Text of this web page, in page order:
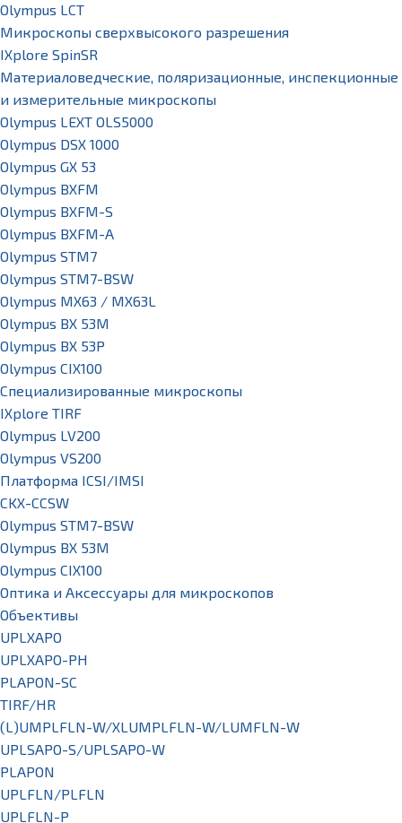
Olympus LCT
Микроскопы сверхвысокого разрешения
IXplore SpinSR
Материаловедческие, поляризационные, инспекционные
и измерительные микроскопы
Olympus LEXT OLS5000
Olympus DSX 1000
Olympus GX 53
Olympus BXFM
Olympus BXFM-S
Olympus BXFM-A
Olympus STM7
Olympus STM7-BSW
Olympus MX63 / MX63L
Olympus BX 53M
Olympus BX 53P
Olympus CIX100
Специализированные микроскопы
IXplore TIRF
Olympus LV200
Olympus VS200
Платформа ICSI/IMSI
CKX-CCSW
Olympus STM7-BSW
Olympus BX 53M
Olympus CIX100
Оптика и Аксессуары для микроскопов
Объективы
UPLXAPO
UPLXAPO-PH
PLAPON-SC
TIRF/HR
(L)UMPLFLN-W/XLUMPLFLN-W/LUMFLN-W
UPLSAPO-S/UPLSAPO-W
PLAPON
UPLFLN/PLFLN
UPLFLN-P